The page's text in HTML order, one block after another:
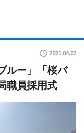
2021.04.02
ルー」「桜バ
職員採用式